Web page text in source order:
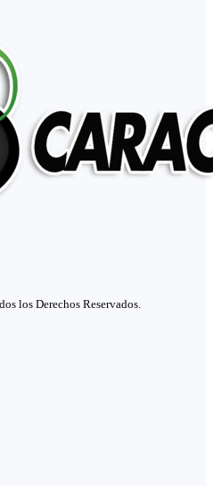
los Derechos Reservados.